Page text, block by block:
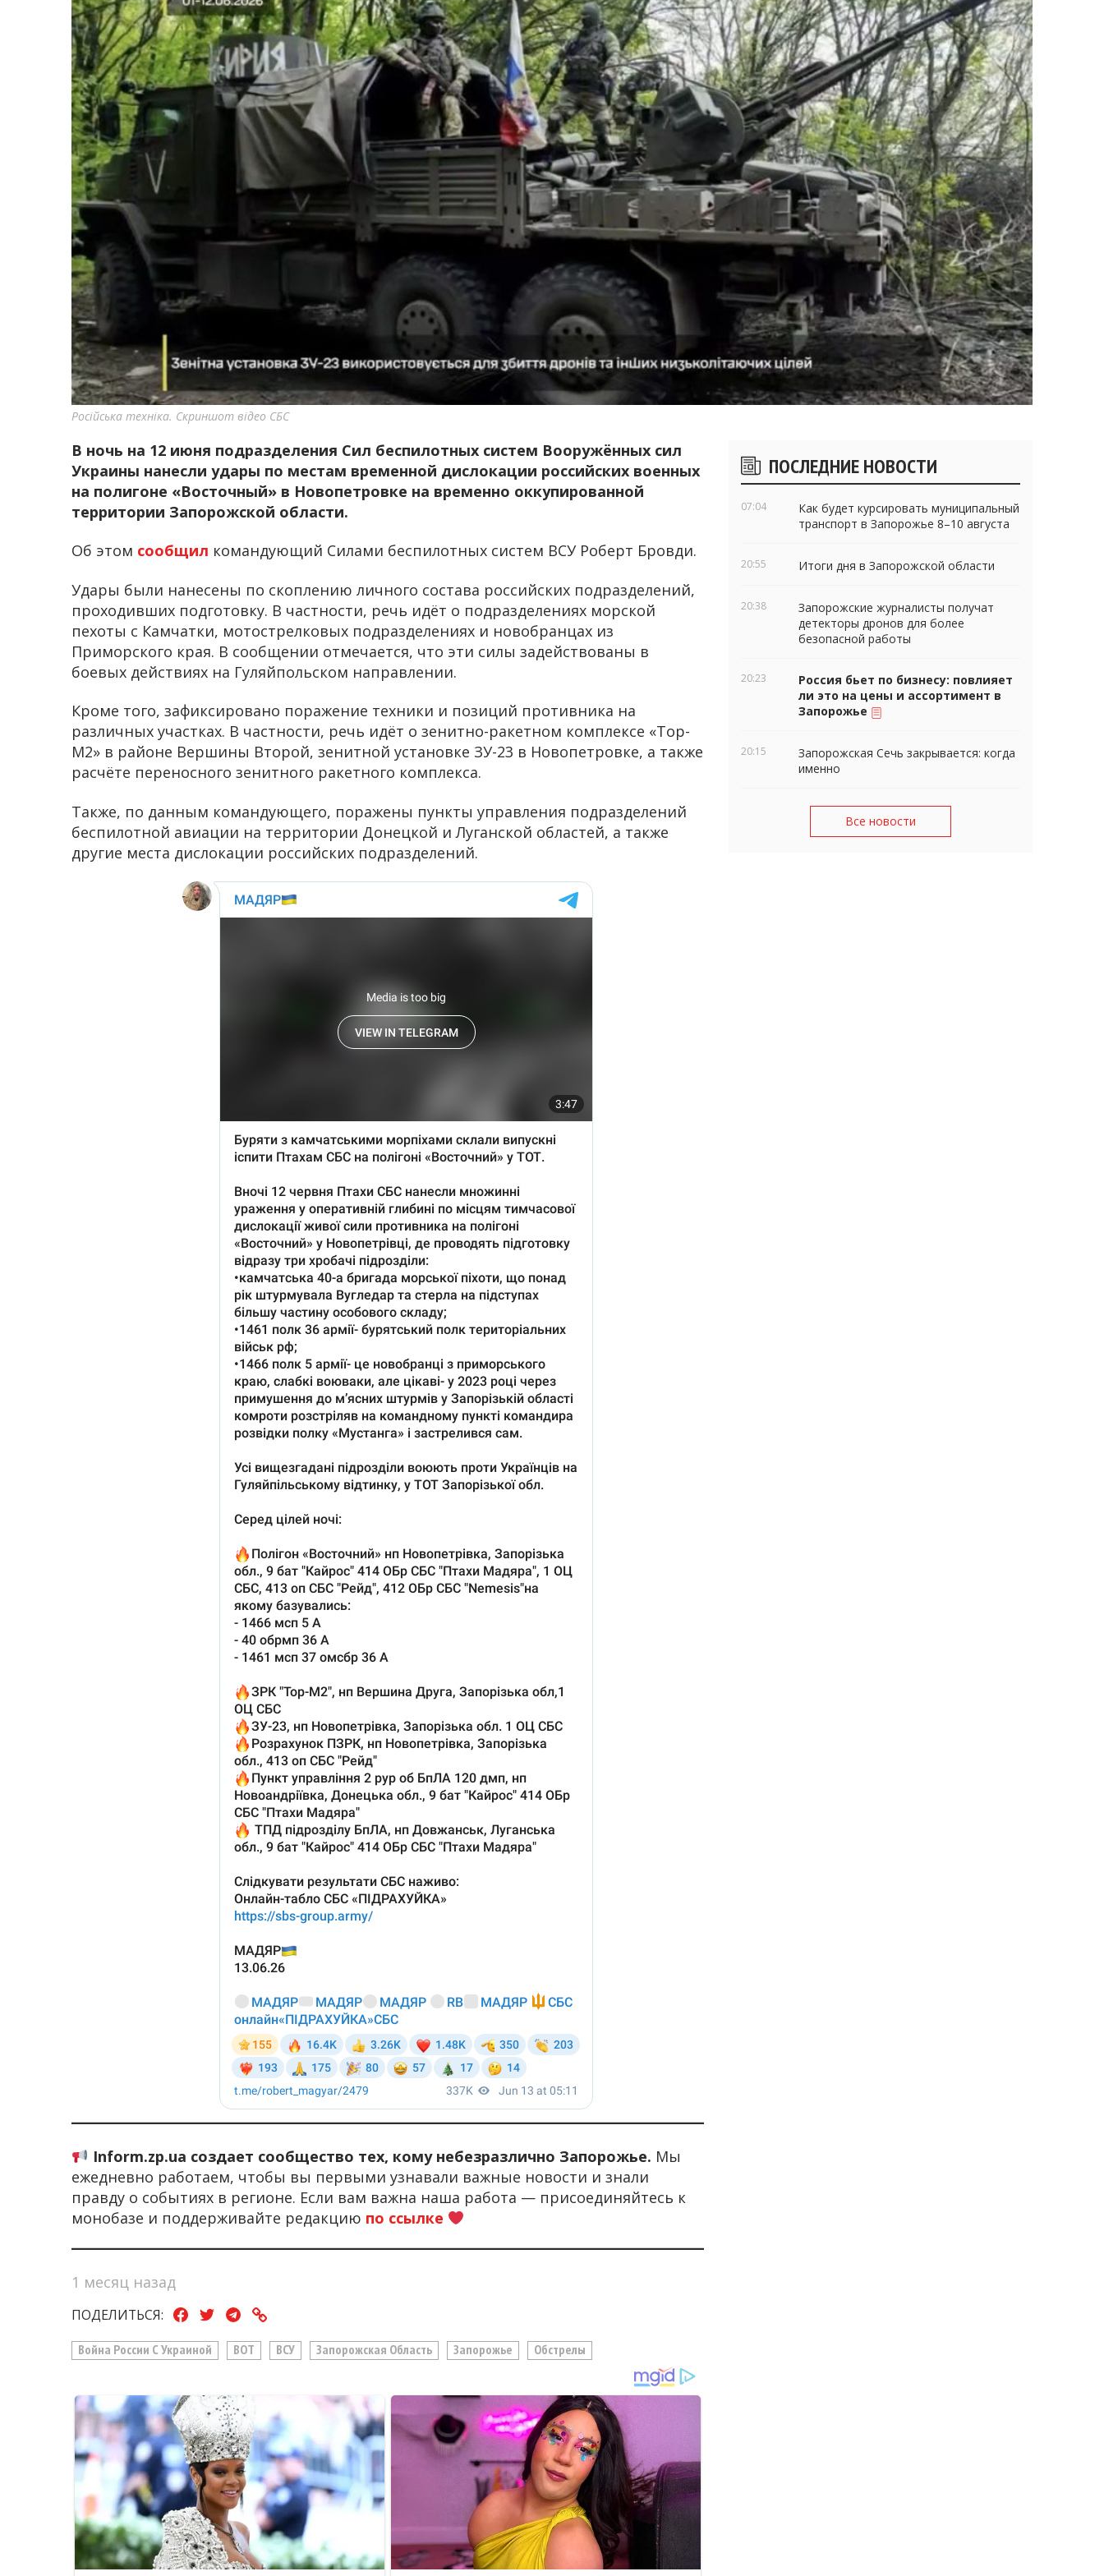
Російська техніка. Скриншот відео СБС
В ночь на 12 июня подразделения Сил беспилотных систем Вооружённых сил
Украины нанесли удары по местам временной дислокации российских военных
на полигоне «Восточный» в Новопетровке на временно оккупированной
территории Запорожской области.
Об этом сообщил командующий Силами беспилотных систем ВСУ Роберт Бровди.
Удары были нанесены по скоплению личного состава российских подразделений,
проходивших подготовку. В частности, речь идёт о подразделениях морской
пехоты с Камчатки, мотострелковых подразделениях и новобранцах из
Приморского края. В сообщении отмечается, что эти силы задействованы в
боевых действиях на Гуляйпольском направлении.
Кроме того, зафиксировано поражение техники и позиций противника на
различных участках. В частности, речь идёт о зенитно-ракетном комплексе «Тор-
М2» в районе Вершины Второй, зенитной установке ЗУ-23 в Новопетровке, а также
расчёте переносного зенитного ракетного комплекса.
Также, по данным командующего, поражены пункты управления подразделений
беспилотной авиации на территории Донецкой и Луганской областей, а также
другие места дислокации российских подразделений.
Inform.zp.ua создает сообщество тех, кому небезразлично Запорожье. Мы
ежедневно работаем, чтобы вы первыми узнавали важные новости и знали
правду о событиях в регионе. Если вам важна наша работа — присоединяйтесь к
монобазе и поддерживайте редакцию по ссылке
1 месяц назад
ПОДЕЛИТЬСЯ:
Война России С Украиной ВОТ ВСУ Запорожская Область Запорожье Обстрелы
Боковые
виджеты
ПОСЛЕДНИЕ НОВОСТИ
07:04
Как будет курсировать муниципальный
транспорт в Запорожье 8–10 августа
20:55 Итоги дня в Запорожской области
20:38
Запорожские журналисты получат
детекторы дронов для более
безопасной работы
20:23
Россия бьет по бизнесу: повлияет
ли это на цены и ассортимент в
Запорожье
20:15
Запорожская Сечь закрывается: когда
именно
Все новости